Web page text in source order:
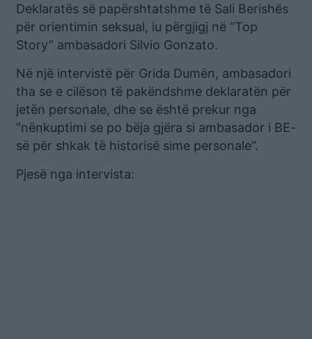
Deklaratës së papërshtatshme të Sali Berishës
për orientimin seksual, iu përgjigj në “Top
Story” ambasadori Silvio Gonzato.
Në një intervistë për Grida Dumën, ambasadori
tha se e cilëson të pakëndshme deklaratën për
jetën personale, dhe se është prekur nga
“nënkuptimi se po bëja gjëra si ambasador i BE-
së për shkak të historisë sime personale”.
Pjesë nga intervista: